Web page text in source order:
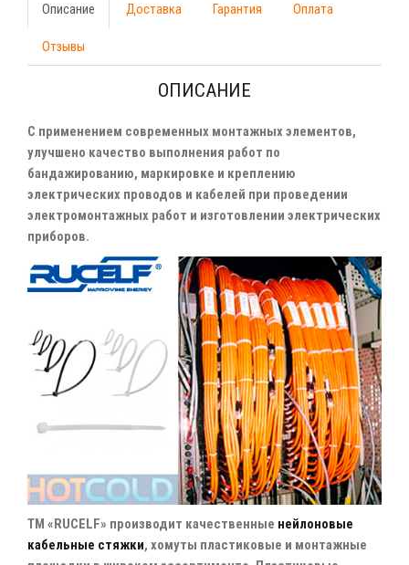
Описание Доставка Гарантия Оплата
Отзывы
ОПИСАНИЕ
С применением современных монтажных элементов,
улучшено качество выполнения работ по
бандажированию, маркировке и креплению
электрических проводов и кабелей при проведении
электромонтажных работ и изготовлении электрических
приборов.
ТМ «RUCELF» производит качественные нейлоновые
кабельные стяжки, хомуты пластиковые и монтажные